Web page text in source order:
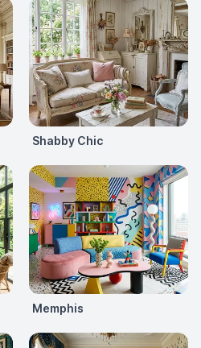
Shabby Chic
Memphis